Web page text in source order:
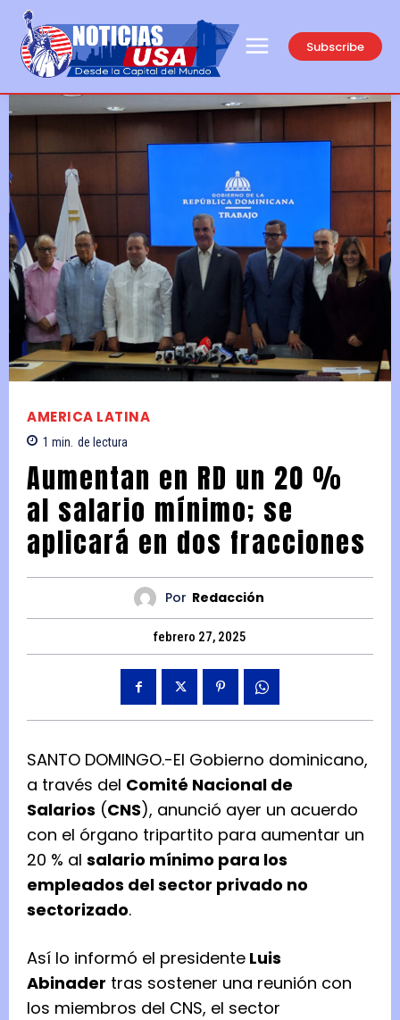
Subscribe
AMERICA LATINA
1 min. de lectura
Aumentan en RD un 20 %
al salario mínimo; se
aplicará en dos fracciones
Por Redacción
febrero 27, 2025
SANTO DOMINGO.-El Gobierno dominicano,
a través del Comité Nacional de
Salarios (CNS), anunció ayer un acuerdo
con el órgano tripartito para aumentar un
20 % al salario mínimo para los
empleados del sector privado no
sectorizado.
Así lo informó el presidente Luis
Abinader tras sostener una reunión con
los miembros del CNS, el sector